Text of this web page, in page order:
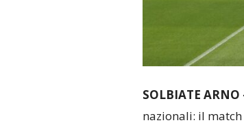
SOLBIATE ARNO
nazionali: il